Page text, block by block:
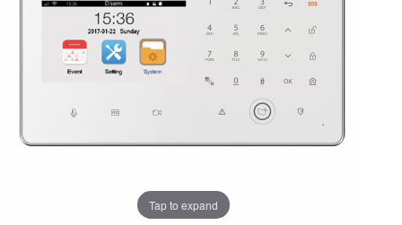
Đầu ghi IP KBVISION
Đầu ghi IP HDParagon
Camera Analog
Tap to expand